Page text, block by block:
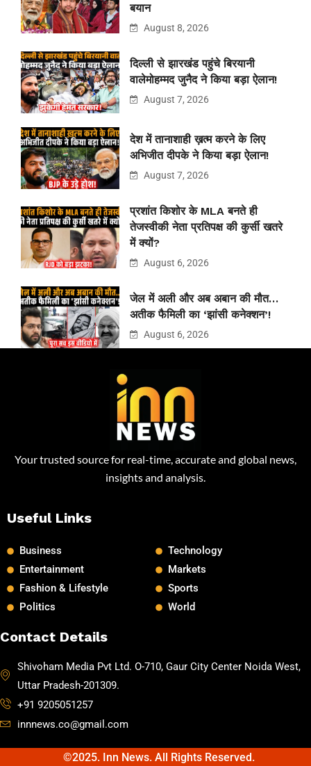
बयान
August 8, 2026
दिल्ली से झारखंड पहुंचे बिरयानी
वालेमोहम्मद जुनैद ने किया बड़ा ऐलान!
August 7, 2026
देश में तानाशाही ख़त्म करने के लिए
अभिजीत दीपके ने किया बड़ा ऐलान!
August 7, 2026
प्रशांत किशोर के MLA बनते ही
तेजस्वीकी नेता प्रतिपक्ष की कुर्सी खतरे
में क्यों?
August 6, 2026
जेल में अली और अब अबान की मौत…
अतीक फैमिली का ‘झांसी कनेक्शन’!
August 6, 2026
Your trusted source for real-time, accurate and global news,
insights and analysis.
Useful Links
Business
Entertainment
Fashion & Lifestyle
Politics
Technology
Markets
Sports
World
Contact Details
Shivoham Media Pvt Ltd. O-710, Gaur City Center Noida West,
Uttar Pradesh-201309.
+91 9205051257
innnews.co@gmail.com
©2025. Inn News. All Rights Reserved.